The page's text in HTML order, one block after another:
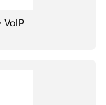
VoIP